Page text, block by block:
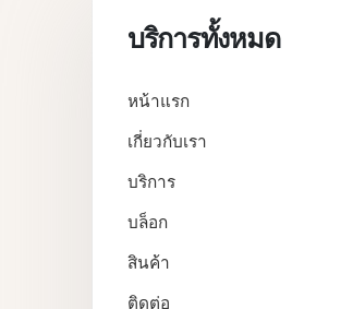
บริการทั้งหมด
หน้าแรก
เกี่ยวกับเรา
บริการ
บล็อก
สินค้า
ติดต่อ